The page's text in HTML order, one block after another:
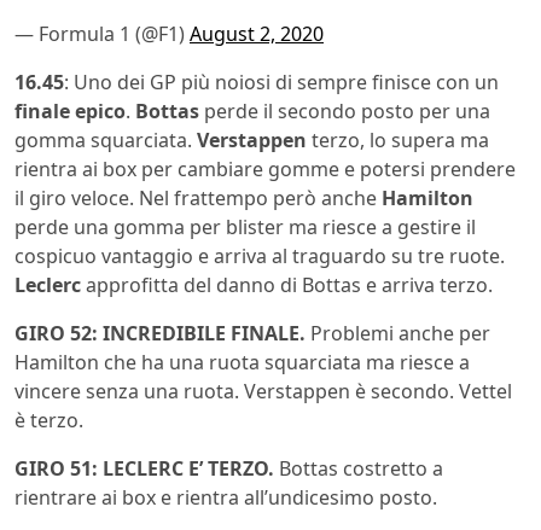
— Formula 1 (@F1)August 2, 2020
16.45: Uno dei GP più noiosi di sempre finisce con un
finale epico. Bottas perde il secondo posto per una
gomma squarciata. Verstappen terzo, lo supera ma
rientra ai box per cambiare gomme e potersi prendere
il giro veloce. Nel frattempo però anche Hamilton
perde una gomma per blister ma riesce a gestire il
cospicuo vantaggio e arriva al traguardo su tre ruote.
Leclercapprofitta del danno di Bottas e arriva terzo.
GIRO 52: INCREDIBILE FINALE. Problemi anche per
Hamilton che ha una ruota squarciata ma riesce a
vincere senza una ruota. Verstappen è secondo. Vettel
è terzo.
GIRO 51: LECLERC E’ TERZO. Bottas costretto a
rientrare ai box e rientra all’undicesimo posto.